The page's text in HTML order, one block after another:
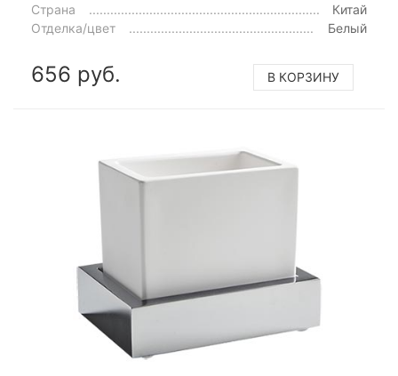
Страна
Китай
Отделка/цвет
Белый
656 руб. В КОРЗИНУ